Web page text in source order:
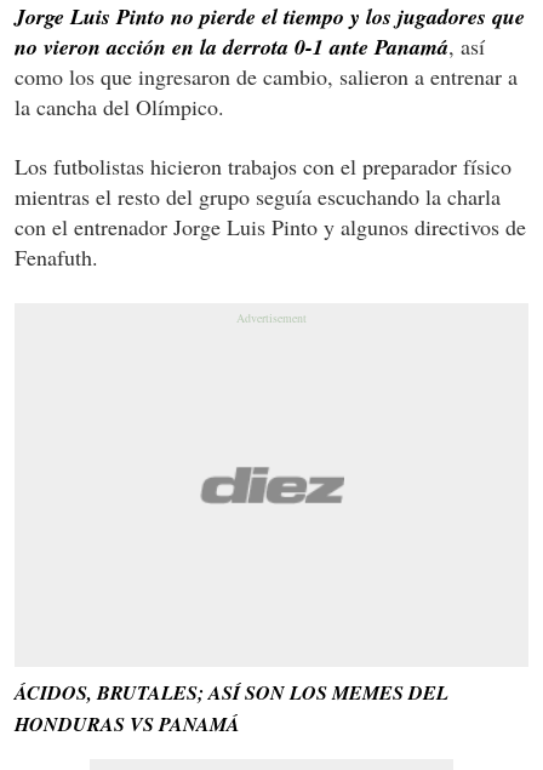
Jorge Luis Pinto no pierde el tiempo y los jugadores que
no vieron acción en la derrota 0-1 ante Panamá, así
como los que ingresaron de cambio, salieron a entrenar a
la cancha del Olímpico.
Los futbolistas hicieron trabajos con el preparador físico
mientras el resto del grupo seguía escuchando la charla
con el entrenador Jorge Luis Pinto y algunos directivos de
Fenafuth.
ÁCIDOS, BRUTALES; ASÍ SON LOS MEMES DEL
HONDURAS VS PANAMÁ